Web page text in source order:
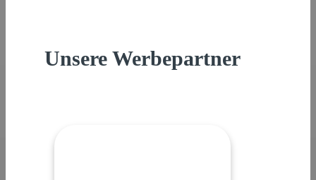
Unsere Werbepartner